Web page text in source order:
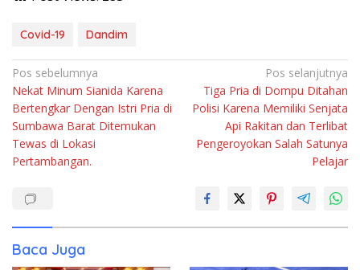
Covid-19 Dandim
Navigasi
pos
Pos sebelumnya
Nekat Minum Sianida Karena
Bertengkar Dengan Istri Pria di
Sumbawa Barat Ditemukan
Tewas di Lokasi
Pertambangan.
Pos selanjutnya
Tiga Pria di Dompu Ditahan
Polisi Karena Memiliki Senjata
Api Rakitan dan Terlibat
Pengeroyokan Salah Satunya
Pelajar
Baca Juga